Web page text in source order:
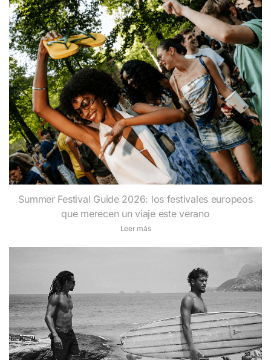
Summer Festival Guide 2026: los festivales europeos
que merecen un viaje este verano
Leer más